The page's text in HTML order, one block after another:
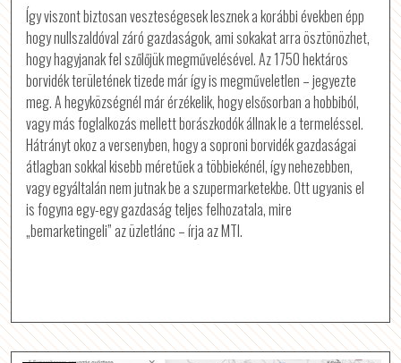
Így viszont biztosan veszteségesek lesznek a korábbi években épp
hogy nullszaldóval záró gazdaságok, ami sokakat arra ösztönözhet,
hogy hagyjanak fel szőlőjük megművelésével. Az 1750 hektáros
borvidék területének tizede már így is megműveletlen – jegyezte
meg. A hegyközségnél már érzékelik, hogy elsősorban a hobbiból,
vagy más foglalkozás mellett borászkodók állnak le a termeléssel.
Hátrányt okoz a versenyben, hogy a soproni borvidék gazdaságai
átlagban sokkal kisebb méretűek a többiekénél, így nehezebben,
vagy egyáltalán nem jutnak be a szupermarketekbe. Ott ugyanis el
is fogyna egy-egy gazdaság teljes felhozatala, mire
„bemarketingeli” az üzletlánc – írja az MTI.